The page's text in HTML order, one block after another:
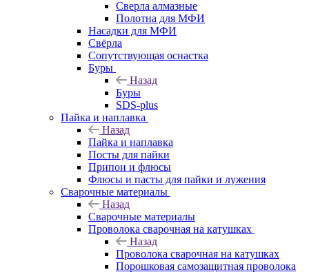
Сверла алмазные
Полотна для МФИ
Насадки для МФИ
Свёрла
Сопутствующая оснастка
Буры
Назад
Буры
SDS-plus
Пайка и наплавка
Назад
Пайка и наплавка
Посты для пайки
Припои и флюсы
Флюсы и пасты для пайки и лужения
Сварочные материалы
Назад
Сварочные материалы
Проволока сварочная на катушках
Назад
Проволока сварочная на катушках
Порошковая самозащитная проволока